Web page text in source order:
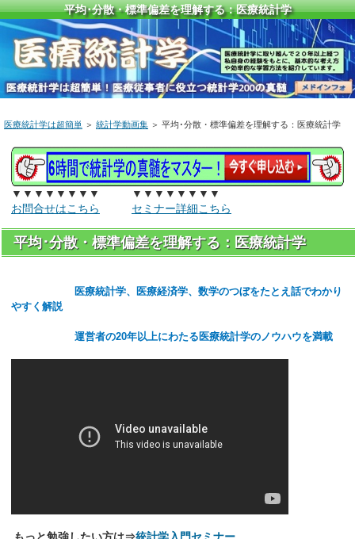
平均･分散・標準偏差を理解する：医療統計学
医療統計学は超簡単 ＞ 統計学動画集 ＞ 平均･分散・標準偏差を理解する：医療統計学
▼▼▼▼▼▼▼▼ ▼▼▼▼▼▼▼▼
お問合せはこちら
セミナー詳細こちら
平均･分散・標準偏差を理解する：医療統計学
医療統計学、医療経済学、数学のつぼをたとえ話でわかり
やすく解説
運営者の20年以上にわたる医療統計学のノウハウを満載
もっと勉強したい方は⇒統計学入門セミナー